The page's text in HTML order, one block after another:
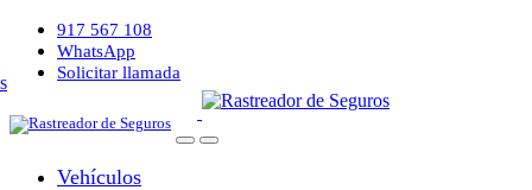
917 567 108
WhatsApp
Solicitar llamada
Vehículos